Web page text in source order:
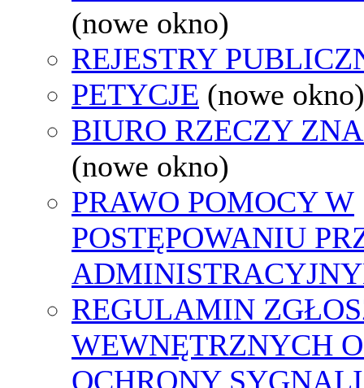
(nowe okno)
REJESTRY
PETYCJE (nowe okno)
BIURO RZECZY
(nowe okno)
PRAWO POMOCY W
POSTĘPOWANIU
REGULAMIN
WEWNĘTRZNYCH
OCHRONY